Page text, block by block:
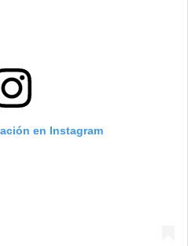
en Instagram